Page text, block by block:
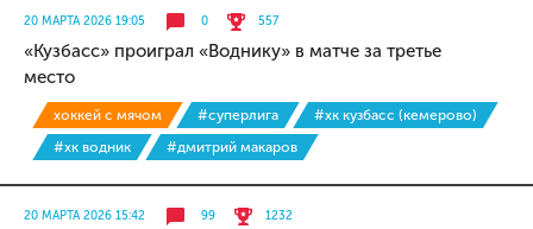
20 МАРТА 2026 19:05 0 557
«Кузбасс» проиграл «Воднику» в матче за третье
место
хоккей с мячом #суперлига
#хк кузбасс (кемерово)
#хк водник
#дмитрий макаров
20 МАРТА 2026 15:42 99 1232